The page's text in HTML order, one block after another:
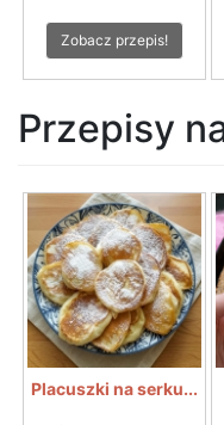
Zobacz przepis!
Przepisy
Placuszki na serku...